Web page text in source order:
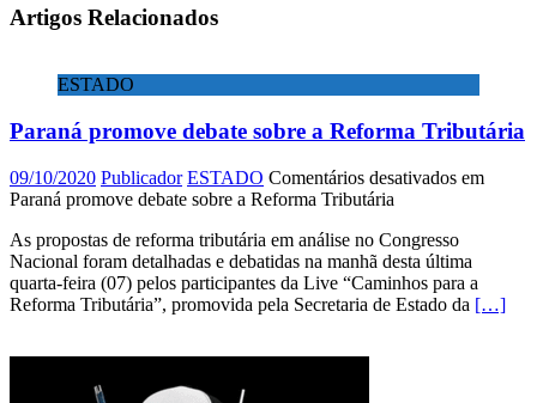
Artigos Relacionados
ESTADO
Paraná promove debate sobre a Reforma Tributária
09/10/2020 Publicador ESTADO Comentários desativados em
Paraná promove debate sobre a Reforma Tributária
As propostas de reforma tributária em análise no Congresso
Nacional foram detalhadas e debatidas na manhã desta última
quarta-feira (07) pelos participantes da Live “Caminhos para a
Reforma Tributária”, promovida pela Secretaria de Estado da […]